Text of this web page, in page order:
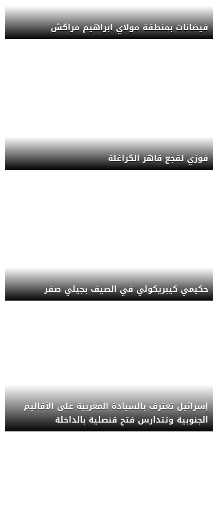
فيضانات بمنطقة مولاي ابراهيم مراكش
فوزي لقجع قاهر الكراغلة
حكيمي كيبريكولي في الصيف بجيلي صفر
إسرائيل تعترف بالسيادة المغربية على الأقاليم
الجنوبية وتتدارس فتح قنصلية بالداخلة